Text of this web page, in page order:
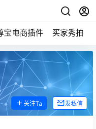
宝电商插件 买家秀拍摄
关注Ta 发私信